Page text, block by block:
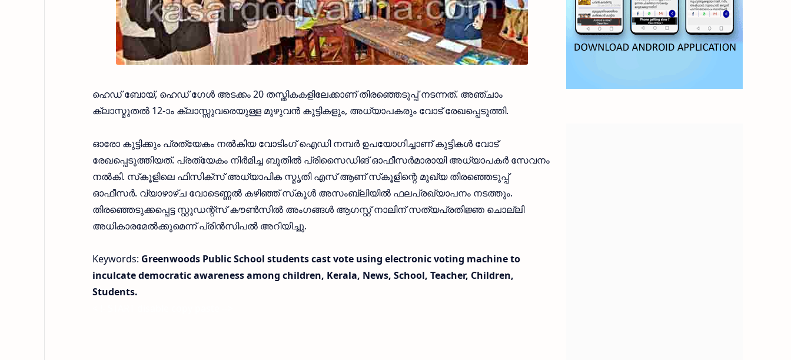
ഹെഡ് ബോയ്, ഹെഡ് ഗേള്‍ അടക്കം 20 തസ്തികകളിലേക്കാണ് തിരഞ്ഞെടുപ്പ് നടന്നത്. അഞ്ചാം
ക്ലാസ്മുതല്‍ 12-ാം ക്ലാസ്സുവരെയുള്ള മുഴുവന്‍ കുട്ടികളും, അധ്യാപകരും വോട് രേഖപ്പെടുത്തി.
ഓരോ കുട്ടിക്കും പ്രത്യേകം നല്‍കിയ വോടിംഗ് ഐഡി നമ്പര്‍ ഉപയോഗിച്ചാണ് കുട്ടികള്‍ വോട്
രേഖപ്പെടുത്തിയത്. പ്രത്യേകം നിര്‍മിച്ച ബൂതില്‍ പ്രിസൈഡിങ് ഓഫീസര്‍മാരായി അധ്യാപകര്‍ സേവനം
നല്‍കി. സ്‌കൂളിലെ ഫിസിക്‌സ് അധ്യാപിക സ്മൃതി എസ് ആണ് സ്‌കൂളിന്റെ മുഖ്യ തിരഞ്ഞെടുപ്പ്
ഓഫീസര്‍. വ്യാഴാഴ്ച വോടെണ്ണല്‍ കഴിഞ്ഞ് സ്‌കൂള്‍ അസംബ്ലിയില്‍ ഫലപ്രഖ്യാപനം നടത്തും.
തിരഞ്ഞെടുക്കപ്പെട്ട സ്റ്റുഡന്റ്സ് കൗണ്‍സില്‍ അംഗങ്ങള്‍ ആഗസ്റ്റ് നാലിന്‌ സത്യപ്രതിജ്ഞ ചൊല്ലി
അധികാരമേല്‍ക്കുമെന്ന് പ്രിന്‍സിപല്‍ അറിയിച്ചു.
Keywords: Greenwoods Public School students cast vote using electronic voting machine to
inculcate democratic awareness among children, Kerala, News, School, Teacher, Children,
Students.